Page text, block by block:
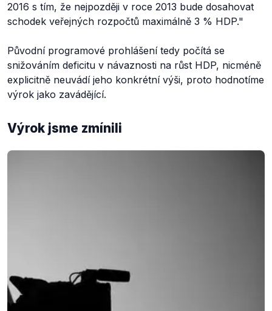
2016 s tím, že nejpozději v roce 2013 bude dosahovat
schodek veřejných rozpočtů maximálně 3 % HDP."
Původní programové prohlášení tedy počítá se
snižováním deficitu v návaznosti na růst HDP, nicméně
explicitně neuvádí jeho konkrétní výši, proto hodnotíme
výrok jako zavádějící.
Výrok jsme zmínili